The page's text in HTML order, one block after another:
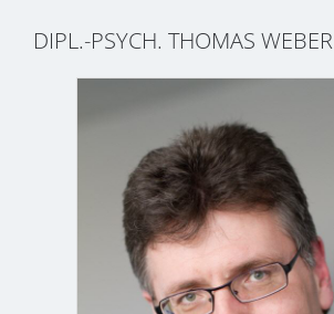
DIPL.-PSYCH. THOMAS WEBER